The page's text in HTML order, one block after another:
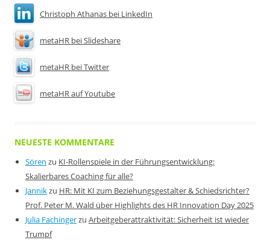
Christoph Athanas bei LinkedIn
metaHR bei Slideshare
metaHR bei Twitter
metaHR auf Youtube
NEUESTE KOMMENTARE
Sören zu KI-Rollenspiele in der Führungsentwicklung:
Skalierbares Coaching für alle?
Jannikzu HR: Mit KI zum Beziehungsgestalter & Schiedsrichter?
Prof. Peter M. Wald über Highlights des HR Innovation Day 2025
Julia Fachingerzu Arbeitgeberattraktivität: Sicherheit ist wieder
Trumpf